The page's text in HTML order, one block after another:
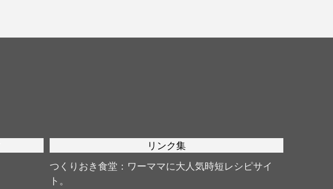
リンク集
つくりおき食堂 ：ワーママに大人気時短レシピサイ
ト。